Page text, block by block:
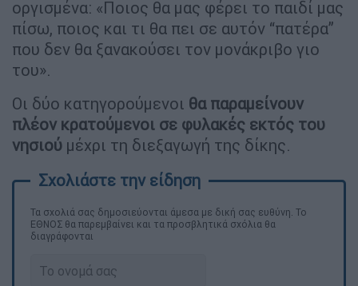
οργισμένα: «Ποιος θα μας φέρει το παιδί μας
πίσω, ποιος και τι θα πει σε αυτόν “πατέρα”
που δεν θα ξανακούσει τον μονάκριβο γιο
του».
Οι δύο κατηγορούμενοι θα παραμείνουν
πλέον κρατούμενοι σε φυλακές εκτός του
νησιού μέχρι τη διεξαγωγή της δίκης.
Τα σχολιά σας δημοσιεύονται άμεσα με δική σας ευθύνη. Το
ΕΘΝΟΣ θα παρεμβαίνει και τα προσβλητικά σχόλια θα
διαγράφονται